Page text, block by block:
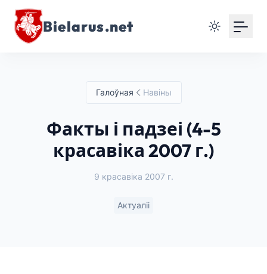
Bielarus.net
Галоўная Навіны
Факты і падзеі (4-5
красавіка 2007 г.)
9 красавіка 2007 г.
Актуаліі